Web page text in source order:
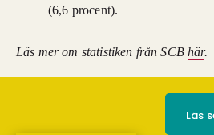
(6,6 procent).
Läs mer om statistiken från SCBhär.
Läs